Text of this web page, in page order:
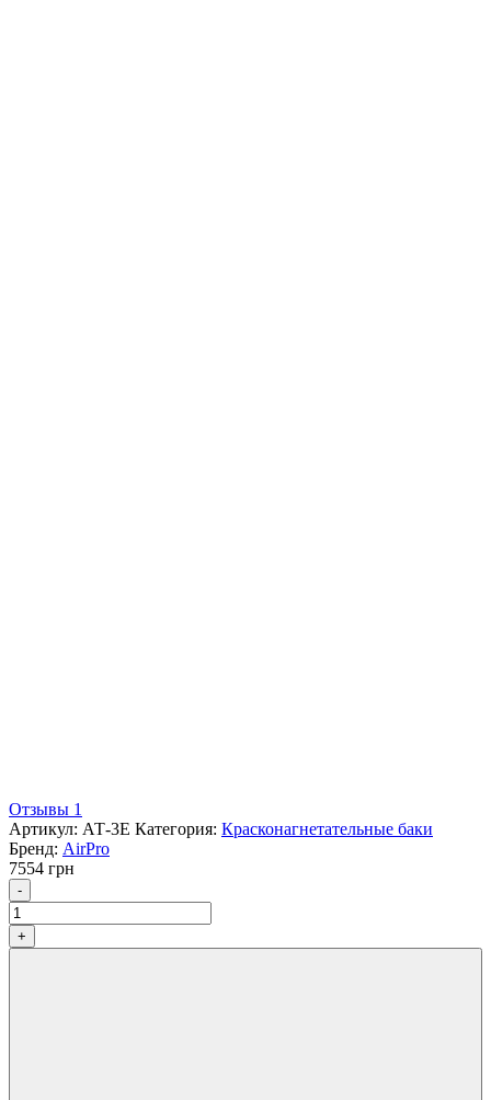
Отзывы 1
Артикул: АТ-3Е Категория: Красконагнетательные баки
Бренд: AirPro
7554 грн
- Количество
+